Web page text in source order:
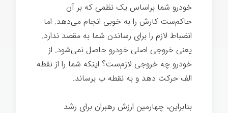
خودرو شما براساس یک نظمی که بر آن
حاکم‌ست کارش را به خوبی انجام می‌دهد. اما
انضباط لازم را برای رساندن شما به مقصد ندارد.
یعنی خروجی اصلی خودرو حاصل نمی‌شود. از
خودرو چه خروجی لازم‌ست؟ اینکه شما را از نقطه
الف حرکت دهد و به نقطه ب برساند.
بنابراین، چهارمین ارزش رهبران برای رشد